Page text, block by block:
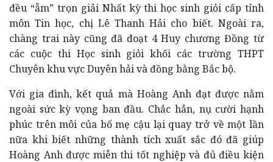
đều “ẵm” trọn giải Nhất kỳ thi học sinh giỏi cấp tỉnh
môn Tin học, chị Lê Thanh Hải cho biết. Ngoài ra,
chàng trai này cũng đã đoạt 4 Huy chương Đồng từ
các cuộc thi Học sinh giỏi khối các trường THPT
Chuyên khu vực Duyên hải và đồng bằng Bắc bộ.
Với gia đình, kết quả mà Hoàng Anh đạt được nằm
ngoài sức kỳ vọng ban đầu. Chắc hẳn, nụ cười hạnh
phúc trên môi của bố mẹ cậu lại quay trở về một lần
nữa khi biết những thành tích xuất sắc đó đã giúp
Hoàng Anh được miễn thi tốt nghiệp và đủ điều kiện